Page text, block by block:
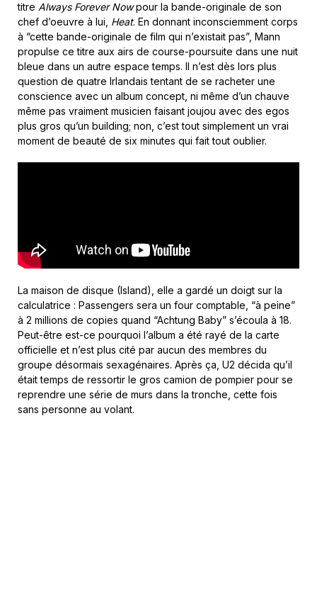
titre Always Forever Nowpour la bande-originale de son
chef d’oeuvre à lui, Heat. En donnant inconsciemment corps
à “cette bande-originale de film qui n’existait pas”, Mann
propulse ce titre aux airs de course-poursuite dans une nuit
bleue dans un autre espace temps. Il n’est dès lors plus
question de quatre Irlandais tentant de se racheter une
conscience avec un album concept, ni même d’un chauve
même pas vraiment musicien faisant joujou avec des egos
plus gros qu’un building; non, c’est tout simplement un vrai
moment de beauté de six minutes qui fait tout oublier.
La maison de disque (Island), elle a gardé un doigt sur la
calculatrice : Passengers sera un four comptable, “à peine”
à 2 millions de copies quand “Achtung Baby” s’écoula à 18.
Peut-être est-ce pourquoi l’album a été rayé de la carte
officielle et n’est plus cité par aucun des membres du
groupe désormais sexagénaires. Après ça, U2 décida qu’il
était temps de ressortir le gros camion de pompier pour se
reprendre une série de murs dans la tronche, cette fois
sans personne au volant.